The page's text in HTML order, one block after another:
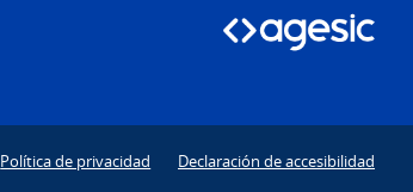
Política de privacidad Declaración de accesibilidad